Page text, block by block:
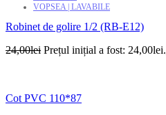
VOPSEA | LAVABILE
Robinet de golire 1/2 (RB-E12)
24,00lei Prețul inițial a fost: 24,00lei.
Cot PVC 110*87